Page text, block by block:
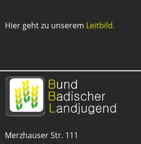
Hier geht zu unserem Leitbild.
Merzhauser Str. 111